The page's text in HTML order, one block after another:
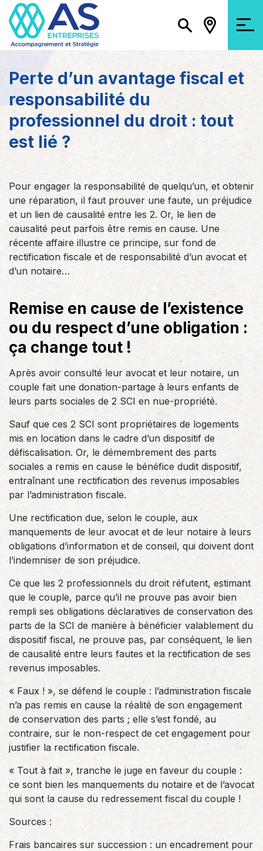
Perte d’un avantage fiscal et
responsabilité du
professionnel du droit : tout
est lié ?
Pour engager la responsabilité de quelqu’un, et obtenir
une réparation, il faut prouver une faute, un préjudice
et un lien de causalité entre les 2. Or, le lien de
causalité peut parfois être remis en cause. Une
récente affaire illustre ce principe, sur fond de
rectification fiscale et de responsabilité d’un avocat et
d’un notaire…
Remise en cause de l’existence
ou du respect d’une obligation :
ça change tout !
Après avoir consulté leur avocat et leur notaire, un
couple fait une donation-partage à leurs enfants de
leurs parts sociales de 2 SCI en nue-propriété.
Sauf que ces 2 SCI sont propriétaires de logements
mis en location dans le cadre d’un dispositif de
défiscalisation. Or, le démembrement des parts
sociales a remis en cause le bénéfice dudit dispositif,
entraînant une rectification des revenus imposables
par l’administration fiscale.
Une rectification due, selon le couple, aux
manquements de leur avocat et de leur notaire à leurs
obligations d’information et de conseil, qui doivent dont
l’indemniser de son préjudice.
Ce que les 2 professionnels du droit réfutent, estimant
que le couple, parce qu’il ne prouve pas avoir bien
rempli ses obligations déclaratives de conservation des
parts de la SCI de manière à bénéficier valablement du
dispositif fiscal, ne prouve pas, par conséquent, le lien
de causalité entre leurs fautes et la rectification de ses
revenus imposables.
« Faux ! », se défend le couple : l’administration fiscale
n’a pas remis en cause la réalité de son engagement
de conservation des parts ; elle s’est fondé, au
contraire, sur le non-respect de cet engagement pour
justifier la rectification fiscale.
« Tout à fait », tranche le juge en faveur du couple :
ce sont bien les manquements du notaire et de l’avocat
qui sont la cause du redressement fiscal du couple !
Sources :
Frais bancaires sur succession : un encadrement pour